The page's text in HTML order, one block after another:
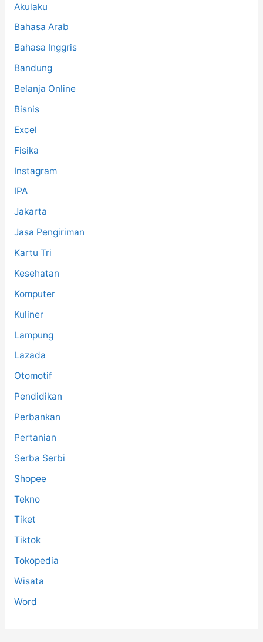
Akulaku
Bahasa Arab
Bahasa Inggris
Bandung
Belanja Online
Bisnis
Excel
Fisika
Instagram
IPA
Jakarta
Jasa Pengiriman
Kartu Tri
Kesehatan
Komputer
Kuliner
Lampung
Lazada
Otomotif
Pendidikan
Perbankan
Pertanian
Serba Serbi
Shopee
Tekno
Tiket
Tiktok
Tokopedia
Wisata
Word